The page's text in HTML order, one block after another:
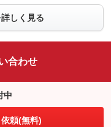
ントカメラ
備なし
備なし
フレール
備なし
備なし
しく見る
合わせ
中
頼(無料)